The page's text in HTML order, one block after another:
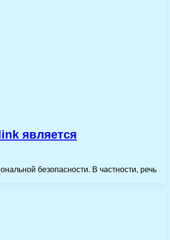
является
безопасности. В частности, речь